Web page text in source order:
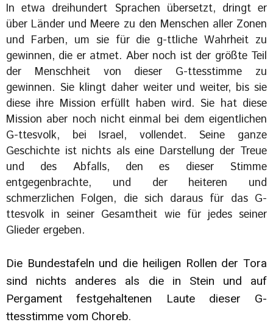
In etwa dreihundert Sprachen übersetzt, dringt er
über Länder und Meere zu den Menschen aller Zonen
und Farben, um sie für die g-ttliche Wahrheit zu
gewinnen, die er atmet. Aber noch ist der größte Teil
der Menschheit von dieser G-ttesstimme zu
gewinnen. Sie klingt daher weiter und weiter, bis sie
diese ihre Mission erfüllt haben wird. Sie hat diese
Mission aber noch nicht einmal bei dem eigentlichen
G-ttesvolk, bei Israel, vollendet. Seine ganze
Geschichte ist nichts als eine Darstellung der Treue
und des Abfalls, den es dieser Stimme
entgegenbrachte, und der heiteren und
schmerzlichen Folgen, die sich daraus für das G-
ttesvolk in seiner Gesamtheit wie für jedes seiner
Glieder ergeben.
Die Bundestafeln und die heiligen Rollen der Tora
sind nichts anderes als die in Stein und auf
Pergament festgehaltenen Laute dieser G-
ttesstimme vom Choreb.